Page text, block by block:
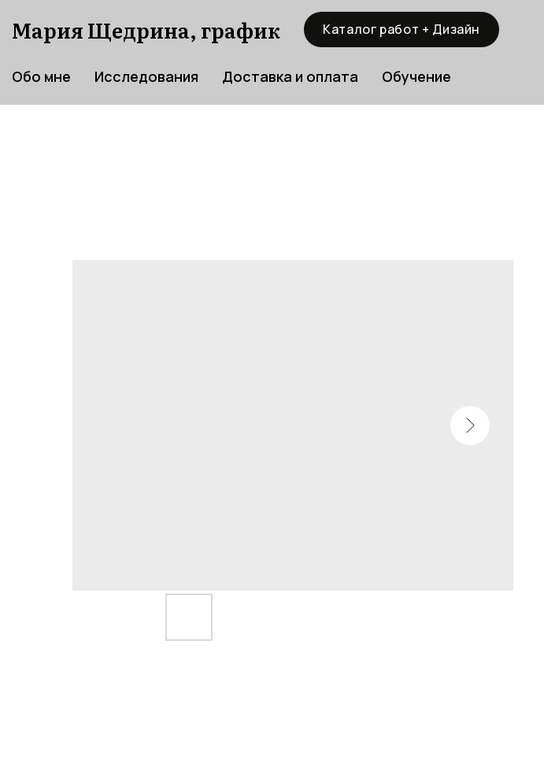
Мария Щедрина, график Каталог работ + Дизайн
Обо мне Исследования Доставка и оплата Обучение